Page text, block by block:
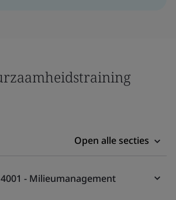
Open alle secties
- Milieumanagement